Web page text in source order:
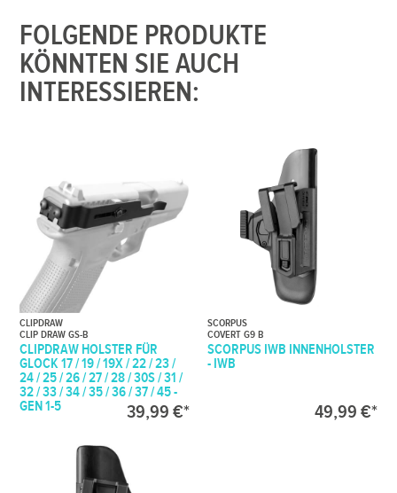
FOLGENDE PRODUKTE
KÖNNTEN SIE AUCH
INTERESSIEREN:
CLIPDRAW
CLIP DRAW GS-B
CLIPDRAW HOLSTER FÜR
GLOCK 17 / 19 / 19X / 22 / 23 /
24 / 25 / 26 / 27 / 28 / 30S / 31 /
32 / 33 / 34 / 35 / 36 / 37 / 45 -
GEN 1-5
39,99 €*
SCORPUS
COVERT G9 B
SCORPUS IWB INNENHOLSTER
- IWB
49,99 €*